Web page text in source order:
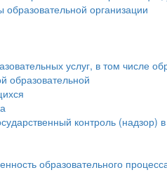
организации
услуг, в том числе
образовательной
контроль
образовательного